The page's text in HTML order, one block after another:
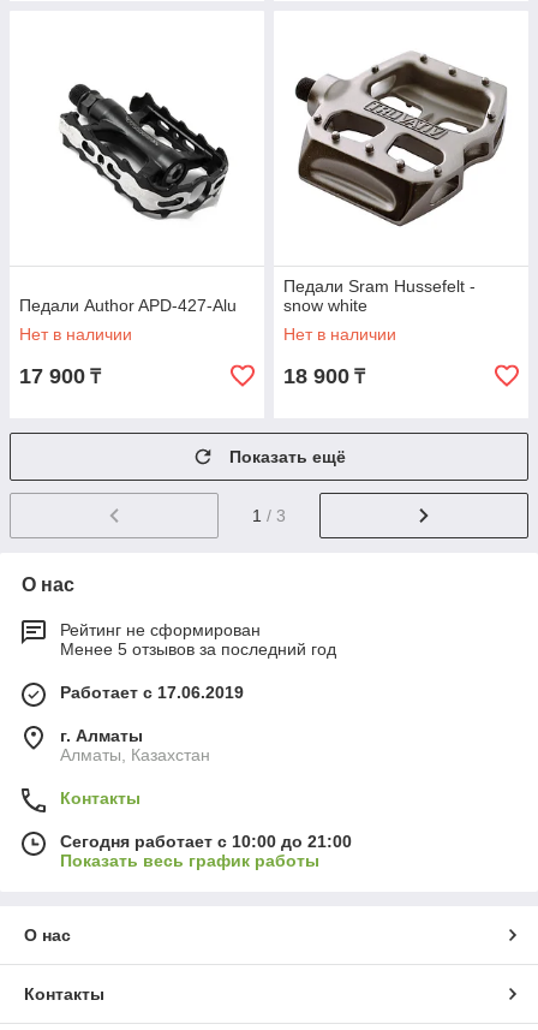
Педали Author APD-427-Alu
Нет в наличии
17 900 ₸
Педали Sram Hussefelt -
snow white
Нет в наличии
18 900 ₸
Показать ещё
1 / 3
О нас
Рейтинг не сформирован
Менее 5 отзывов за последний год
Работает с 17.06.2019
г. Алматы
Алматы, Казахстан
Контакты
Сегодня работает с 10:00 до 21:00
Показать весь график работы
О нас
Контакты